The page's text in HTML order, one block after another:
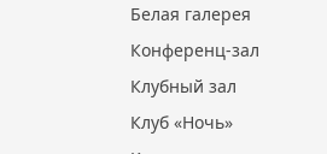
Белая галерея
Конференц-зал
Клубный зал
Клуб «Ночь»